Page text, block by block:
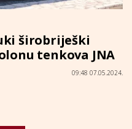
širobriješki
tenkova JNA
09:48 07.05.2024.